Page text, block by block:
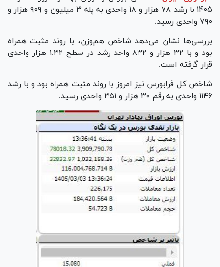
۱۴۰۵ با رشد ۷۸ هزار و ۱۸ واحدی به پله ۳ میلیون و ۹۰۹ هزار و
۷۹۰ واحدی رسید.
بررسی‌ها نشان می‌دهد شاخص هم‌وزن، با روند مثبت همراه
بود و با ۳۲ هزار و ۸۳۲ واحد رشد در سطح ۱.۳۲ هزار واحدی
قرار گرفته است.
شاخص کل فرابورس نیز امروز با روند مثبت همراه بود و با رشد
۱۱۴۶ واحدی به رقم ۳۰ هزار و ۳۵۱ واحدی رسید.